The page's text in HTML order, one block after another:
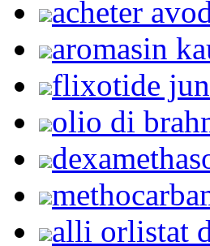
acheter
aromasin
flixotide
olio di
alli orlistat